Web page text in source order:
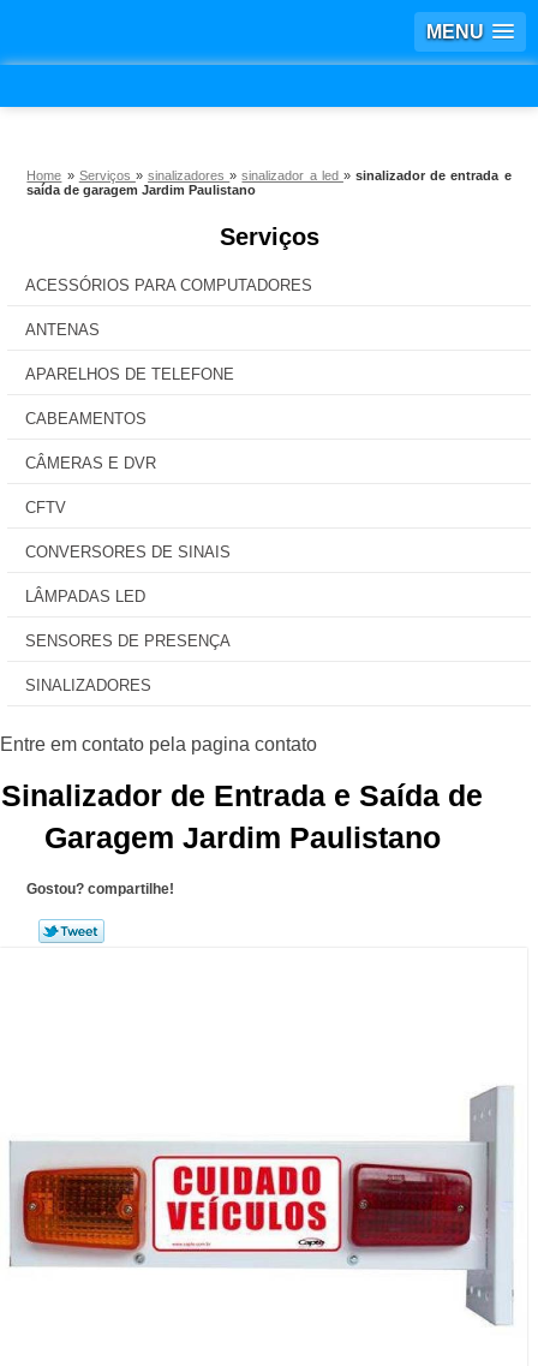
MENU
Home » Serviços »sinalizadores»sinalizador a led »sinalizador de entrada e
saída de garagem Jardim Paulistano
Serviços
ACESSÓRIOS PARA COMPUTADORES
ANTENAS
APARELHOS DE TELEFONE
CABEAMENTOS
CÂMERAS E DVR
CFTV
CONVERSORES DE SINAIS
LÂMPADAS LED
SENSORES DE PRESENÇA
SINALIZADORES
Sinalizador de Entrada e Saída de
Garagem Jardim Paulistano
Gostou? compartilhe!